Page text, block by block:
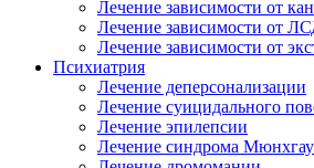
Лечение зависимости от
Лечение зависимости от
Лечение зависимости от
Психиатрия
Лечение деперсонализации
Лечение суицидального
Лечение эпилепсии
Лечение синдрома